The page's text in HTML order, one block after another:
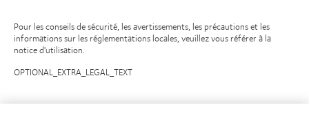
Pour les conseils de sécurité, les avertissements, les précautions et les
informations sur les réglementations locales, veuillez vous référer à la
notice d'utilisation.
OPTIONAL_EXTRA_LEGAL_TEXT